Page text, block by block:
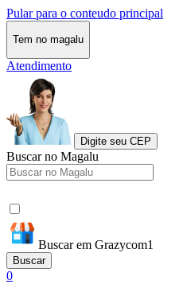
Pular para o conteudo principal
Tem no magalu
Atendimento
Digite seu CEP
Buscar no Magalu
Buscar em Grazycom1
Buscar
0